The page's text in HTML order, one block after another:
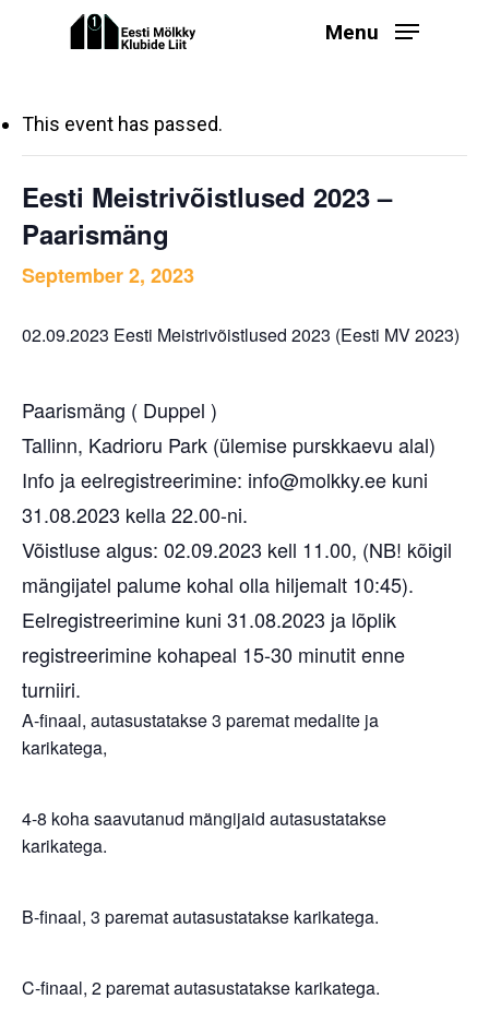
content
Menu
This event has passed.
Eesti Meistrivõistlused 2023 –
Paarismäng
September 2, 2023
02.09.2023 Eesti Meistrivõistlused 2023 (Eesti MV 2023)
Paarismäng ( Duppel )
Tallinn, Kadrioru Park (ülemise purskkaevu alal)
Info ja eelregistreerimine: info@molkky.ee kuni
31.08.2023 kella 22.00-ni.
Võistluse algus: 02.09.2023 kell 11.00, (NB! kõigil
mängijatel palume kohal olla hiljemalt 10:45).
Eelregistreerimine kuni 31.08.2023 ja lõplik
registreerimine kohapeal 15-30 minutit enne
turniiri.
A-finaal, autasustatakse 3 paremat medalite ja
karikatega,
4-8 koha saavutanud mängijaid autasustatakse
karikatega.
B-finaal, 3 paremat autasustatakse karikatega.
C-finaal, 2 paremat autasustatakse karikatega.